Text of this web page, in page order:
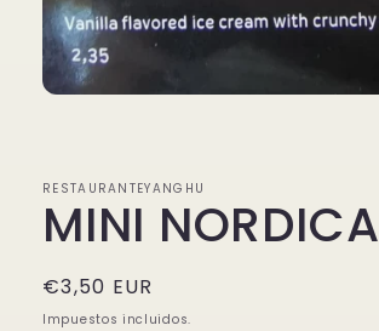
una
ventana
modal
RESTAURANTEYANGHU
MINI NORDICA
Precio
habitual
€3,50 EUR
Impuestos incluidos.